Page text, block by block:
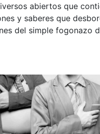
abiertos que
y saberes que
del simple fogonazo